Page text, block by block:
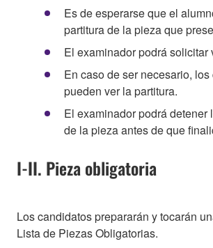
Es de esperarse que el
partitura de la pieza que
El examinador podrá solicitar
En caso de ser necesario,
pueden ver la partitura.
El examinador podrá detener
de la pieza antes de que
I-II. Pieza obligatoria
Los candidatos prepararán y tocarán
Lista de Piezas Obligatorias.